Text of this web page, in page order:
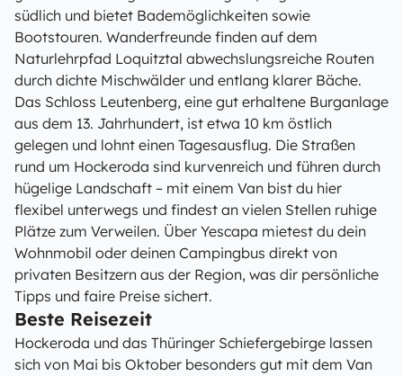
südlich und bietet Bademöglichkeiten sowie
Bootstouren. Wanderfreunde finden auf dem
Naturlehrpfad Loquitztal abwechslungsreiche Routen
durch dichte Mischwälder und entlang klarer Bäche.
Das Schloss Leutenberg, eine gut erhaltene Burganlage
aus dem 13. Jahrhundert, ist etwa 10 km östlich
gelegen und lohnt einen Tagesausflug. Die Straßen
rund um Hockeroda sind kurvenreich und führen durch
hügelige Landschaft – mit einem Van bist du hier
flexibel unterwegs und findest an vielen Stellen ruhige
Plätze zum Verweilen. Über Yescapa mietest du dein
Wohnmobil oder deinen Campingbus direkt von
privaten Besitzern aus der Region, was dir persönliche
Tipps und faire Preise sichert.
Beste Reisezeit
Hockeroda und das Thüringer Schiefergebirge lassen
sich von Mai bis Oktober besonders gut mit dem Van